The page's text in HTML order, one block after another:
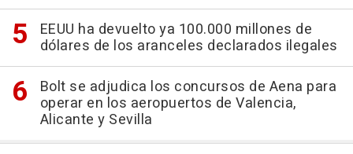
EEUU ha devuelto ya 100.000 millones de
dólares de los aranceles declarados ilegales
Bolt se adjudica los concursos de Aena para
operar en los aeropuertos de Valencia,
Alicante y Sevilla